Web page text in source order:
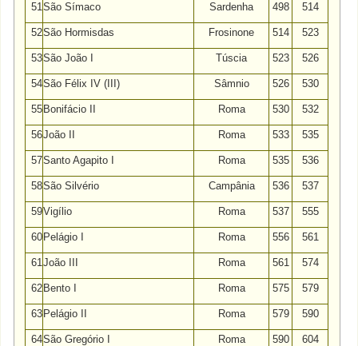
51São Símaco Sardenha 498 514
52São Hormisdas Frosinone 514 523
53São João I Túscia 523 526
54São Félix IV (III) Sâmnio 526 530
55 Bonifácio II Roma 530 532
56João II Roma 533 535
57Santo Agapito I Roma 535 536
58São Silvério Campânia 536 537
59Vigílio Roma 537 555
60 Pelágio I Roma 556 561
61João III Roma 561 574
62 Bento I Roma 575 579
63 Pelágio II Roma 579 590
64São Gregório I Roma 590 604